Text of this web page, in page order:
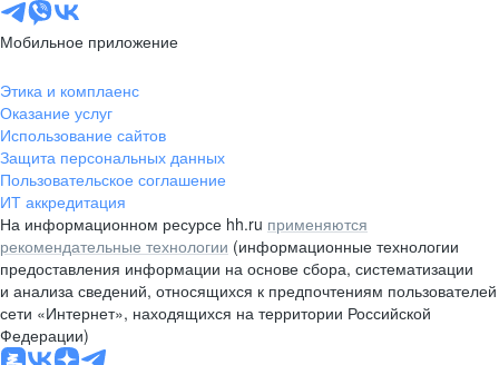
Мобильное приложение
Этика и комплаенс
Оказание услуг
Использование сайтов
Защита персональных данных
Пользовательское соглашение
ИТ аккредитация
На информационном ресурсе hh.ru применяются
рекомендательные технологии (информационные технологии
предоставления информации на основе сбора, систематизации
и анализа сведений, относящихся к предпочтениям пользователей
сети «Интернет», находящихся на территории Российской
Федерации)